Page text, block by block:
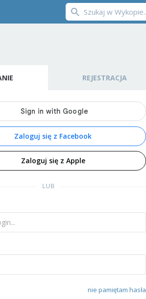
REJESTRACJA
Zaloguj się z Facebook
Zaloguj się z Apple
LUB
nie pamiętam hasła